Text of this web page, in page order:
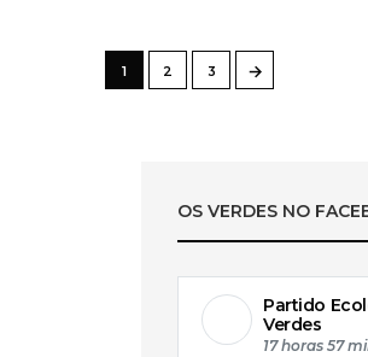
1 2 3 →
OS VERDES NO
Partido
Verdes
17 horas 57